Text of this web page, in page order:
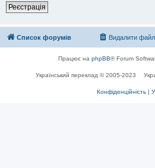
Реєстрація
Список форумів Видалити
Працює на phpBB® Forum
Український переклад © 2005-2023
Конфіденційність |